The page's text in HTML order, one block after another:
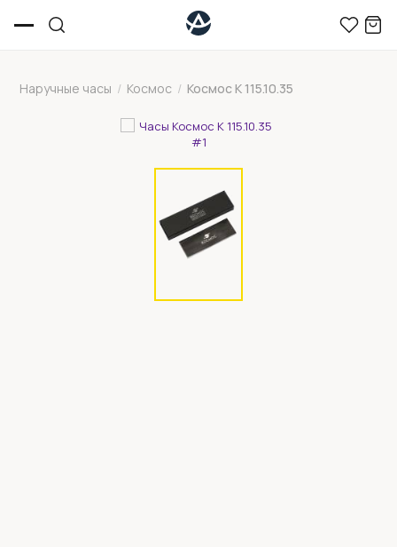
Наручные часы / Космос / Космос K 115.10.35